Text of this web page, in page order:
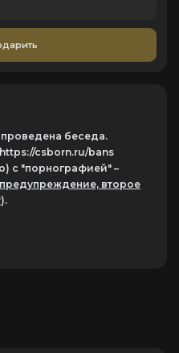
беседа.
https://csborn.ru/bans
с "порнографией" –
второе
).